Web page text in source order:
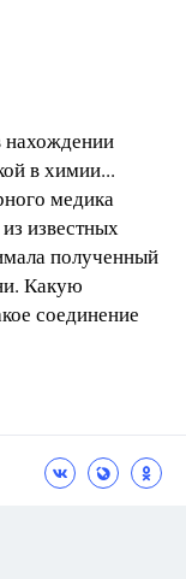
в химии...
медика
известных
полученный
Какую
соединение